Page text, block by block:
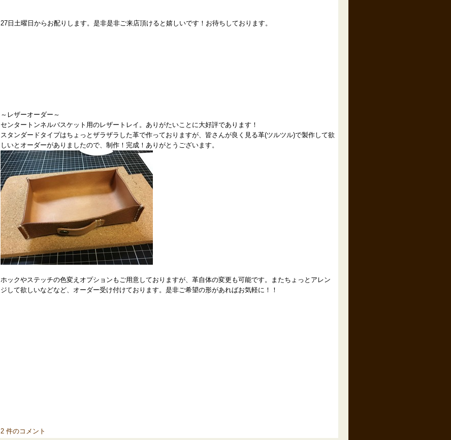
27日土曜日からお配りします。是非是非ご来店頂けると嬉しいです！お待ちしております。
～レザーオーダー～
センタートンネルバスケット用のレザートレイ。ありがたいことに大好評であります！
スタンダードタイプはちょっとザラザラした革で作っておりますが、皆さんが良く見る革(ツルツル)で製作して欲
しいとオーダーがありましたので、制作！完成！ありがとうございます。
ホックやステッチの色変えオプションもご用意しておりますが、革自体の変更も可能です。またちょっとアレン
ジして欲しいなどなど、オーダー受け付けております。是非ご希望の形があればお気軽に！！
2 件のコメント